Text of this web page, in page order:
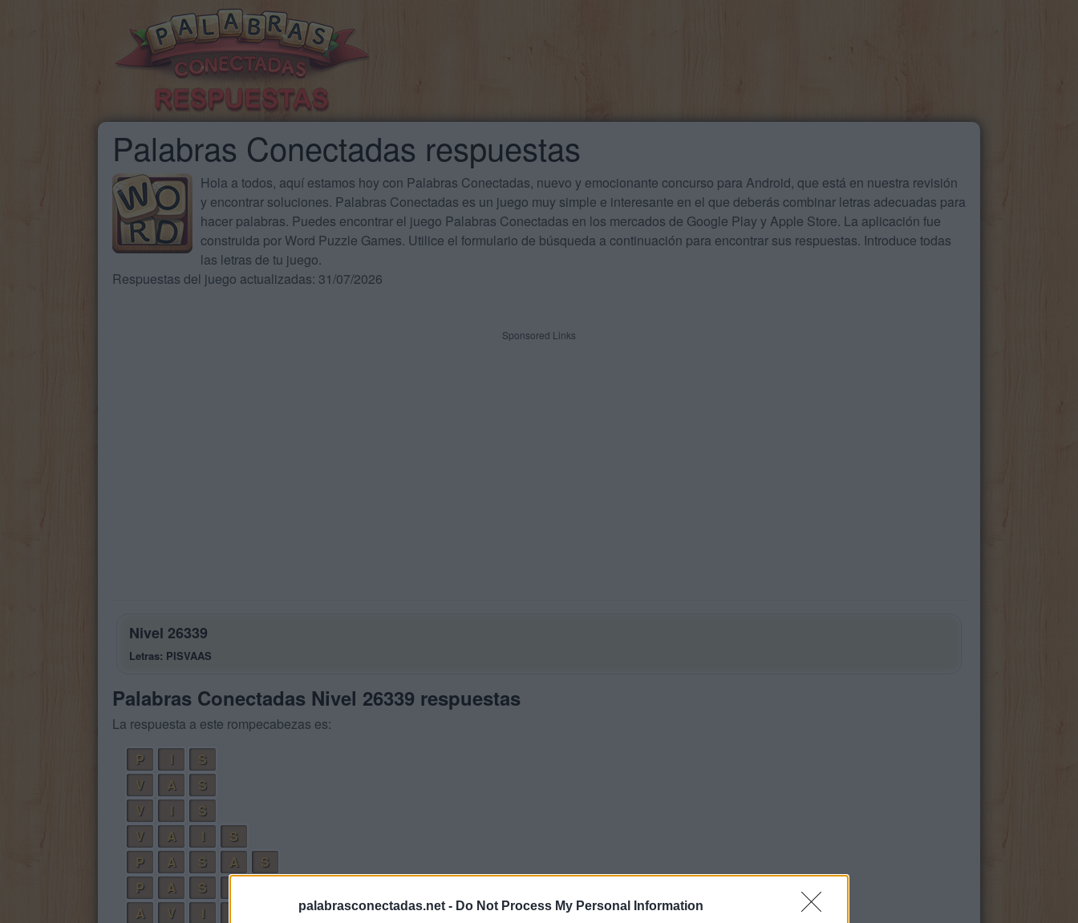
palabrasconectadas.net - Do Not Process My Personal Information
Palabras Conectadas respuestas
Hola a todos, aquí estamos hoy con Palabras Conectadas, nuevo y emocionante concurso para Android, que está en nuestra revisión
y encontrar soluciones. Palabras Conectadas es un juego muy simple e interesante en el que deberás combinar letras adecuadas para
hacer palabras. Puedes encontrar el juego Palabras Conectadas en los mercados de Google Play y Apple Store. La aplicación fue
construida por Word Puzzle Games. Utilice el formulario de búsqueda a continuación para encontrar sus respuestas. Introduce todas
las letras de tu juego.
Respuestas del juego actualizadas: 31/07/2026
Sponsored Links
Nivel 26339
Letras: PISVAAS
Palabras Conectadas Nivel 26339 respuestas
La respuesta a este rompecabezas es:
P
S
V
A
S
V
S
V
A
S
P
A S A
S
P
A S
A
V A
S